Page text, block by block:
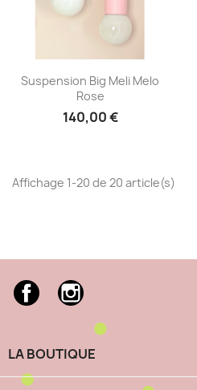
Aperçu rapide
Suspension Big Meli Melo
Rose
140,00 €
Affichage 1-20 de 20 article(s)
FacebookInstagram
LA BOUTIQUE